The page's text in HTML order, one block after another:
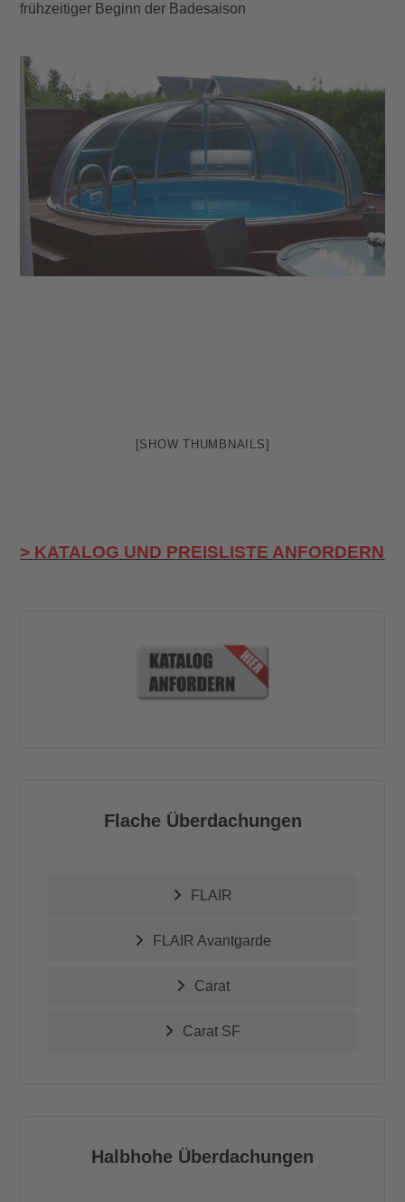
frühzeitiger Beginn der Badesaison
[SHOW THUMBNAILS]
> KATALOG UND PREISLISTE ANFORDERN
Flache Überdachungen
FLAIR
FLAIR Avantgarde
Carat
Carat SF
Halbhohe Überdachungen